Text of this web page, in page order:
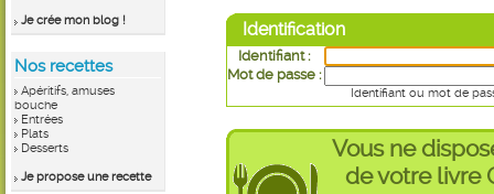
Je crée mon blog !
Nos recettes
Apéritifs, amuses
bouche
Entrées
Plats
Desserts
Je propose une recette
Identification
Identifiant :
Mot de passe :
Identifiant ou mot de
Vous ne
de votre livre